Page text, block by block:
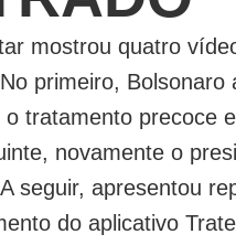
mostrou quatro
primeiro, Bolsonaro
o tratamento precoce
novamente o
seguir, apresentou
do aplicativo